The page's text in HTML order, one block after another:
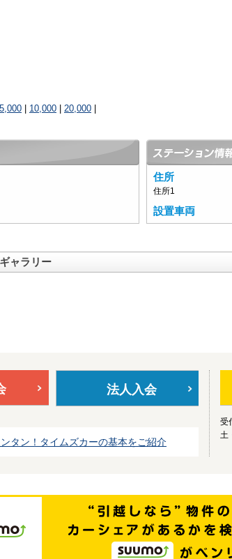
5,000 10,000 20,000
住所
住所1
設置車両
ャラリー
法人入会
タン！タイムズカーの基本をご紹介
受
土